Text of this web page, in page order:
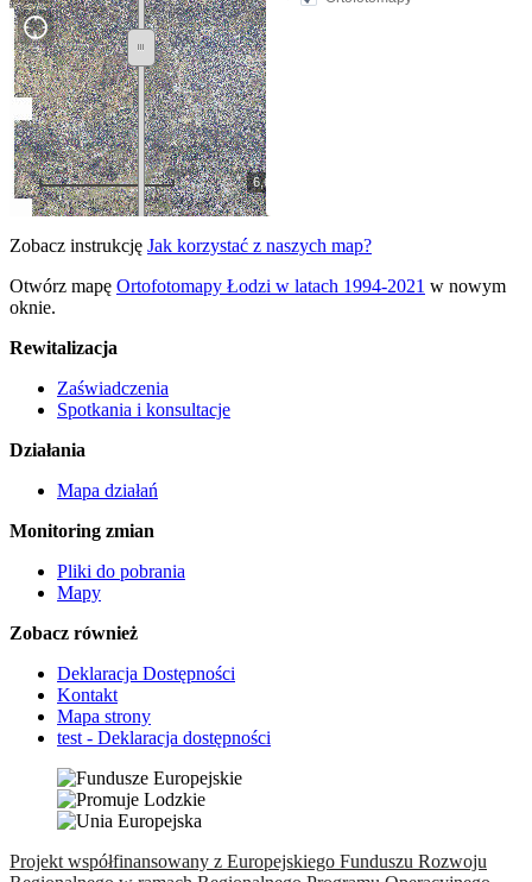
Zobacz instrukcję Jak korzystać z naszych map?
Otwórz mapę Ortofotomapy Łodzi w latach 1994-2021 w nowym
oknie.
Rewitalizacja
Zaświadczenia
Spotkania i konsultacje
Działania
Mapa działań
Monitoring zmian
Pliki do pobrania
Mapy
Zobacz również
Deklaracja Dostępności
Kontakt
Mapa strony
test - Deklaracja dostępności
Projekt współfinansowany z Europejskiego Funduszu Rozwoju